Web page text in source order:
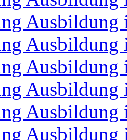
Ausbildung
Ausbildung
Ausbildung
Ausbildung
Ausbildung